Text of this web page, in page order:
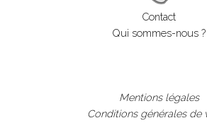
Contact
Qui sommes-nous ?
Mentions légales
Conditions générales de